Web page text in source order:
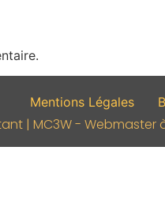
Mentions Légales
| MC3W -